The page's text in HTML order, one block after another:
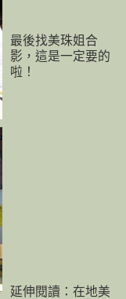
最後找美珠姐合
影，這是一定要的
啦！
延伸閱讀：在地美